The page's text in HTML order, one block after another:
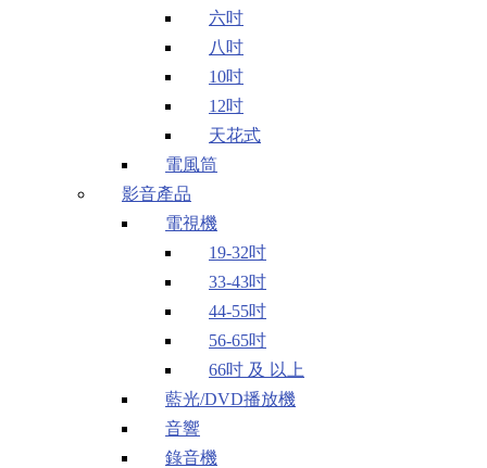
六吋
八吋
10吋
12吋
天花式
電風筒
影音產品
電視機
19-32吋
33-43吋
44-55吋
56-65吋
66吋 及 以上
藍光/DVD播放機
音響
錄音機